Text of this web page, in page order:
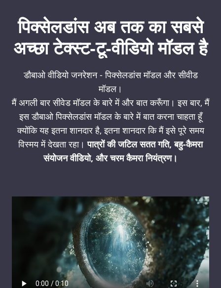
पिक्सेलडांस अब तक का सबसे
अच्छा टेक्स्ट-टू-वीडियो मॉडल है
डौबाओ वीडियो जनरेशन - पिक्सेलडांस मॉडल और सीवीड
मॉडल।
मैं अगली बार सीवेड मॉडल के बारे में और बात करूँगा। इस बार, मैं
इस डौबाओ पिक्सेलडांस मॉडल के बारे में बात करना चाहता हूँ
क्योंकि यह इतना शानदार है, इतना शानदार कि मैं इसे पूरे समय
विस्मय में देखता रहा।पात्रों की जटिल सतत गति, बहु-कैमरा
संयोजन वीडियो, और चरम कैमरा नियंत्रण।